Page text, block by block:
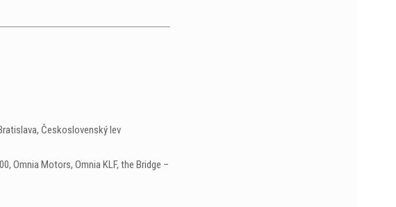
Československý lev
Omnia Motors, Omnia KLF, the Bridge –